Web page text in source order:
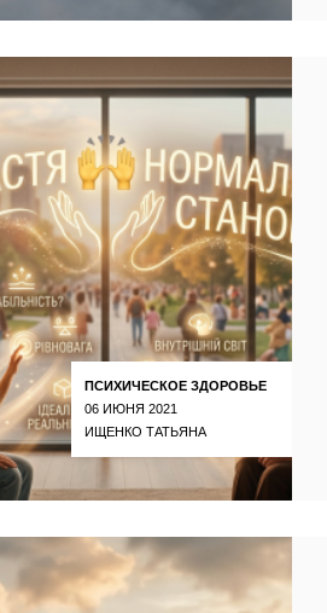
ПСИХИЧЕСКОЕ ЗДОРОВЬЕ
06 ИЮНЯ 2021
ИЩЕНКО ТАТЬЯНА